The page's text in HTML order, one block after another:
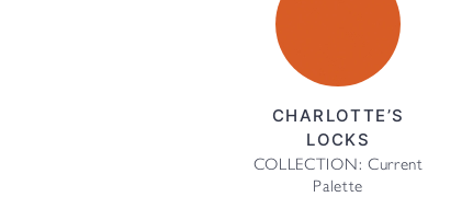
CHARLOTTE’S
LOCKS
COLLECTION: Current
Palette